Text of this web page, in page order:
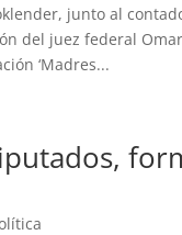
junto al
del juez federal
‘Madres...